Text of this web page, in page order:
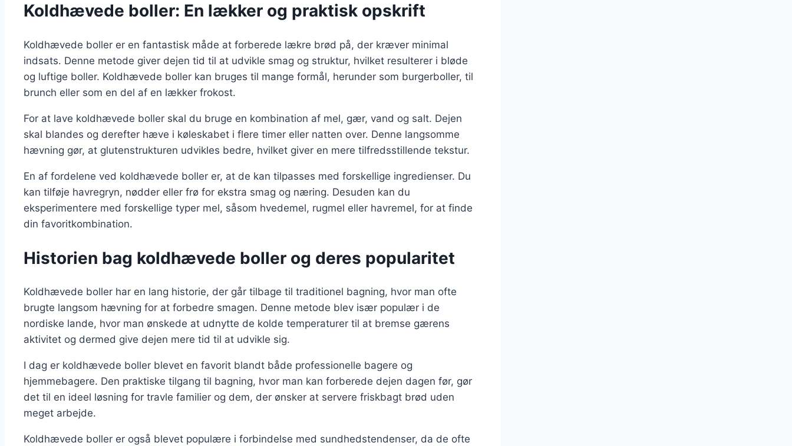
Koldhævede boller: En lækker og praktisk opskrift
Koldhævede boller er en fantastisk måde at forberede lækre brød på, der kræver minimal
indsats. Denne metode giver dejen tid til at udvikle smag og struktur, hvilket resulterer i bløde
og luftige boller. Koldhævede boller kan bruges til mange formål, herunder som burgerboller, til
brunch eller som en del af en lækker frokost.
For at lave koldhævede boller skal du bruge en kombination af mel, gær, vand og salt. Dejen
skal blandes og derefter hæve i køleskabet i flere timer eller natten over. Denne langsomme
hævning gør, at glutenstrukturen udvikles bedre, hvilket giver en mere tilfredsstillende tekstur.
En af fordelene ved koldhævede boller er, at de kan tilpasses med forskellige ingredienser. Du
kan tilføje havregryn, nødder eller frø for ekstra smag og næring. Desuden kan du
eksperimentere med forskellige typer mel, såsom hvedemel, rugmel eller havremel, for at finde
din favoritkombination.
Historien bag koldhævede boller og deres popularitet
Koldhævede boller har en lang historie, der går tilbage til traditionel bagning, hvor man ofte
brugte langsom hævning for at forbedre smagen. Denne metode blev især populær i de
nordiske lande, hvor man ønskede at udnytte de kolde temperaturer til at bremse gærens
aktivitet og dermed give dejen mere tid til at udvikle sig.
I dag er koldhævede boller blevet en favorit blandt både professionelle bagere og
hjemmebagere. Den praktiske tilgang til bagning, hvor man kan forberede dejen dagen før, gør
det til en ideel løsning for travle familier og dem, der ønsker at servere friskbagt brød uden
meget arbejde.
Koldhævede boller er også blevet populære i forbindelse med sundhedstendenser, da de ofte